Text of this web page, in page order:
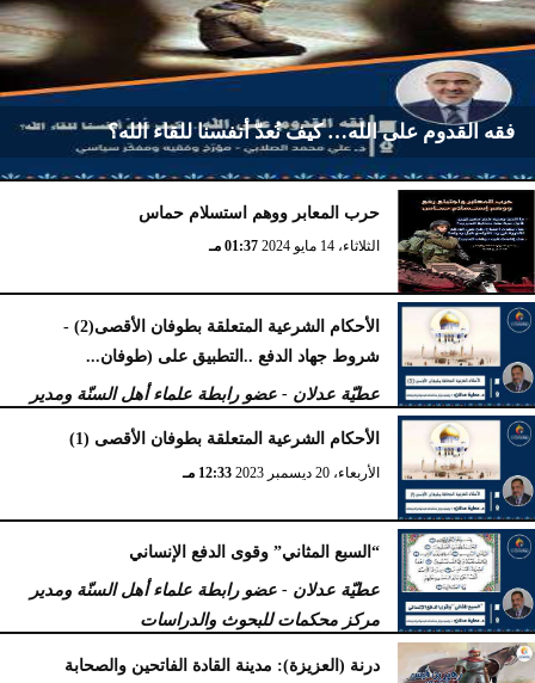
فقه القدوم على الله… كيف نُعدّ أنفسنا للقاء الله؟
الأربعاء، 2 أكتوبر 2024 02:23 مـ
حرب المعابر ووهم استسلام حماس
الثلاثاء، 14 مايو 2024 01:37 مـ
الأحكام الشرعية المتعلقة بطوفان الأقصى(2) -
شروط جهاد الدفع ..التطبيق على (طوفان...
عطيّة عدلان - عضو رابطة علماء أهل السنّة ومدير
مركز محكمات للبحوث والدراسات
الجمعة، 5 يناير 2024
الأحكام الشرعية المتعلقة بطوفان الأقصى (1)
الأربعاء، 20 ديسمبر 2023 12:33 مـ
“السبع المثاني” وقوى الدفع الإنساني
عطيّة عدلان - عضو رابطة علماء أهل السنّة ومدير
مركز محكمات للبحوث والدراسات
الجمعة، 29 سبتمبر 2023
درنة (العزيزة): مدينة القادة الفاتحين والصحابة